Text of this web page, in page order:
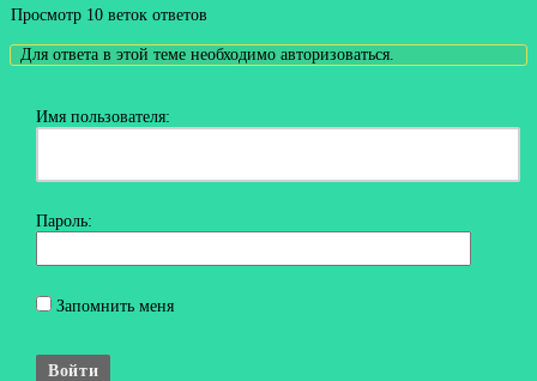
Просмотр 10 веток ответов
Для ответа в этой теме необходимо авторизоваться.
Имя пользователя:
Пароль:
Запомнить меня
Войти